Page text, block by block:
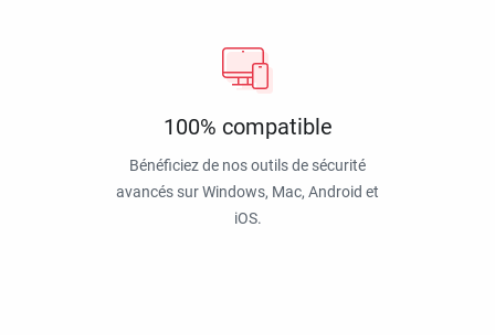
100% compatible
Bénéficiez de nos outils de sécurité
avancés sur Windows, Mac, Android et
iOS.